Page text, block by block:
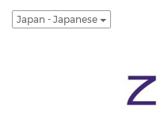
Japan - Japanese